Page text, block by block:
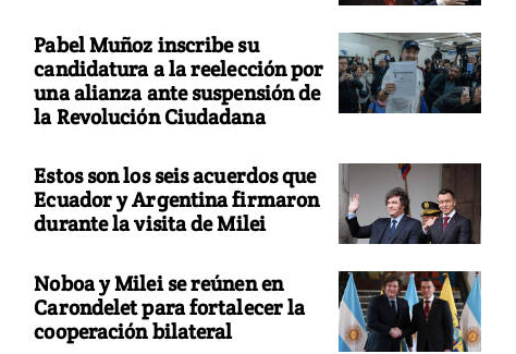
Pabel Muñoz inscribe su
candidatura a la reelección por
una alianza ante suspensión de
la Revolución Ciudadana
Estos son los seis acuerdos que
Ecuador y Argentina firmaron
durante la visita de Milei
Noboa y Milei se reúnen en
Carondelet para fortalecer la
cooperación bilateral